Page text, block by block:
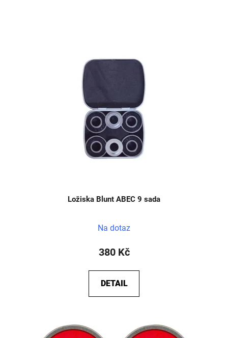
Ložiska Blunt ABEC 9 sada
Na dotaz
380 Kč
DETAIL